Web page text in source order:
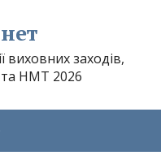
виховних заходів,
НМТ 2026